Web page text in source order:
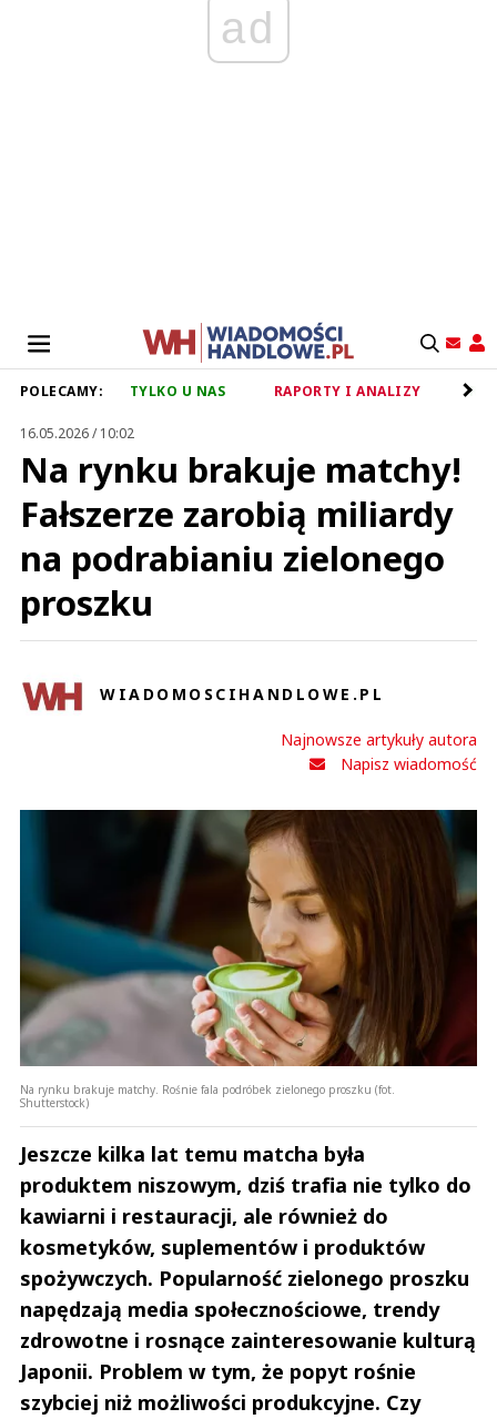
ad
POLECAMY: TYLKO U NAS RAPORTY I ANALIZY
16.05.2026 / 10:02
Na rynku brakuje matchy!
Fałszerze zarobią miliardy
na podrabianiu zielonego
proszku
WIADOMOSCIHANDLOWE.PL
Najnowsze artykuły autora
Napisz wiadomość
Na rynku brakuje matchy. Rośnie fala podróbek zielonego proszku (fot.
Shutterstock)
Jeszcze kilka lat temu matcha była
produktem niszowym, dziś trafia nie tylko do
kawiarni i restauracji, ale również do
kosmetyków, suplementów i produktów
spożywczych. Popularność zielonego proszku
napędzają media społecznościowe, trendy
zdrowotne i rosnące zainteresowanie kulturą
Japonii. Problem w tym, że popyt rośnie
szybciej niż możliwości produkcyjne. Czy